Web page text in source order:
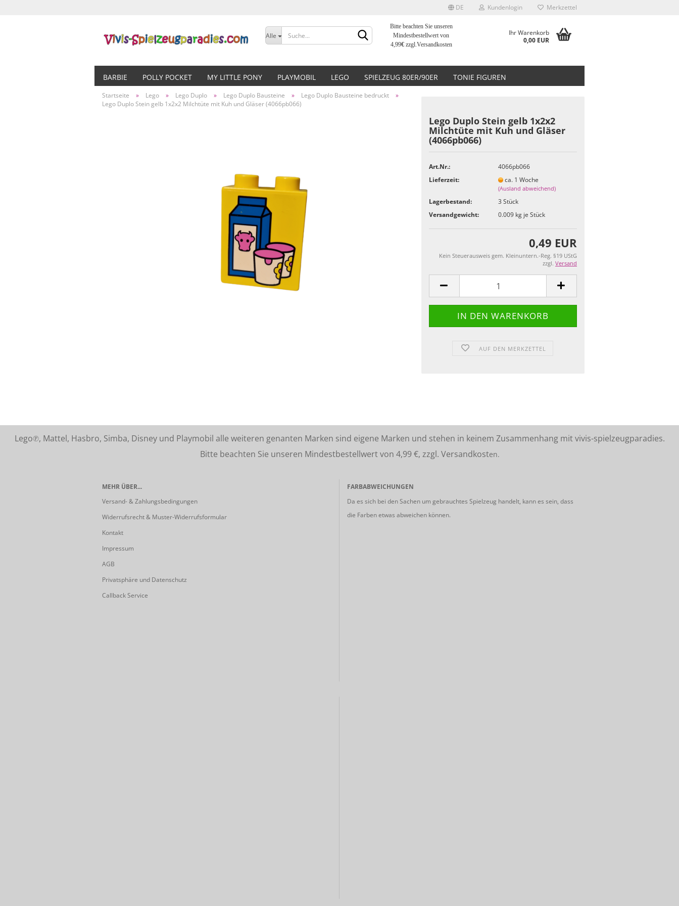
DE
Sprache auswählen
Lieferland
Kundenlogin Merkzettel
Alle
Bitte beachten Sie unseren
Mindestbestellwert von
4,99€zzgl.Versandkosten
Ihr Warenkorb
0,00 EUR
BARBIE POLLY POCKET MY LITTLE PONY PLAYMOBIL LEGO SPIELZEUG 80ER/90ER TONIE FIGUREN
Startseite » Lego » Lego Duplo » Lego Duplo Bausteine » Lego Duplo Bausteine bedruckt
»
Lego Duplo Stein gelb 1x2x2 Milchtüte mit Kuh und Gläser (4066pb066)
Lego Duplo Stein gelb 1x2x2
Milchtüte mit Kuh und Gläser
(4066pb066)
Art.Nr.:
4066pb066
Lieferzeit:
ca. 1 Woche
(Ausland abweichend)
Lagerbestand: 3 Stück
Versandgewicht:
0.009kg je Stück
0,49 EUR
Kein Steuerausweis gem. Kleinuntern.-Reg. §19 UStG
zzgl. Versand
AUF DEN MERKZETTEL
Lego℗, Mattel, Hasbro, Simba, Disney und Playmobil alle weiteren genanten Marken sind eigene Marken und stehen in keinem Zusammenhang mit vivis-spielzeugparadies.
Bitte beachten Sie unseren Mindestbestellwert von 4,99 €, zzgl. Versandkosten.
MEHR ÜBER...
Versand- & Zahlungsbedingungen
Widerrufsrecht & Muster-Widerrufsformular
Kontakt
Impressum
AGB
Privatsphäre und Datenschutz
Callback Service
FARBABWEICHUNGEN
Da es sich bei den Sachen um gebrauchtes Spielzeug handelt, kann es sein, dass
die Farben etwas abweichen können.